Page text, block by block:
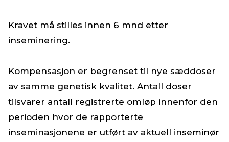
Kravet må stilles innen 6 mnd etter
inseminering.​
Kompensasjon er begrenset til nye sæddoser
av samme genetisk kvalitet. Antall doser
tilsvarer antall registrerte omløp innenfor den
perioden hvor de rapporterte
inseminasjonene er utført av aktuell inseminør